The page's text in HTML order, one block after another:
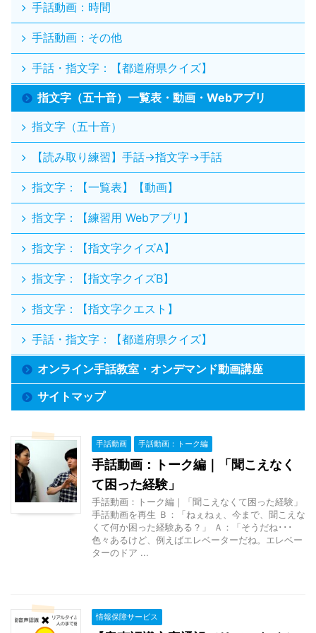
手話動画：時間
手話動画：その他
手話・指文字：【都道府県クイズ】
指文字（五十音）一覧表・動画・Webアプリ
指文字（五十音）
【読み取り練習】手話→指文字→手話
指文字：【一覧表】【動画】
指文字：【練習用 Webアプリ】
指文字：【指文字クイズA】
指文字：【指文字クイズB】
指文字：【指文字クエスト】
手話・指文字：【都道府県クイズ】
オンライン手話教室・オンデマンド動画講座
サイトマップ
手話動画 手話動画：トーク編
手話動画：トーク編｜「聞こえなく
て困った経験」
手話動画：トーク編｜「聞こえなくて困った経験」
手話動画を再生 Ｂ：「ねぇねぇ、今まで、聞こえな
くて何か困った経験ある？」 Ａ：「そうだね･･･
色々あるけど、例えばエレベーターだね。エレベー
ターのドア ...
情報保障サービス